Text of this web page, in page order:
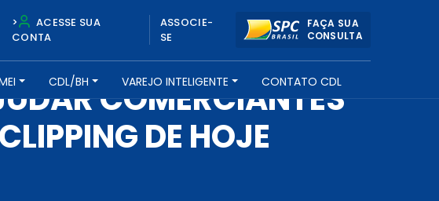
>
ACESSE SUA
CONTA
ASSOCIE-
SE
FAÇA SUA
CONSULTA
CDL/BH VAREJO INTELIGENTE CONTATO CDL
COMERCIANTES
DE HOJE